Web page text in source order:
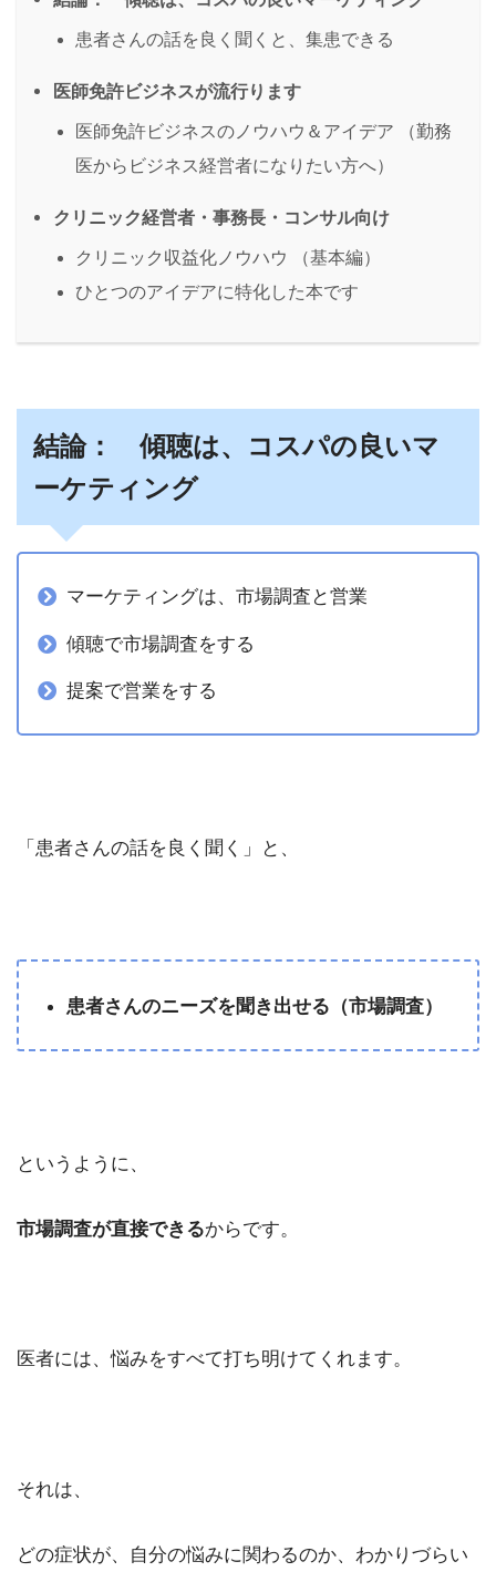
患者さんの話を良く聞くと、集患できる
医師免許ビジネスが流行ります
医師免許ビジネスのノウハウ＆アイデア （勤務
医からビジネス経営者になりたい方へ）
クリニック経営者・事務長・コンサル向け
クリニック収益化ノウハウ （基本編）
ひとつのアイデアに特化した本です
結論： 傾聴は、コスパの良いマ
ーケティング
マーケティングは、市場調査と営業
傾聴で市場調査をする
提案で営業をする
「患者さんの話を良く聞く」と、
患者さんのニーズを聞き出せる（市場調査）
というように、
市場調査が直接できるからです。
医者には、悩みをすべて打ち明けてくれます。
それは、
どの症状が、自分の悩みに関わるのか、わかりづらい